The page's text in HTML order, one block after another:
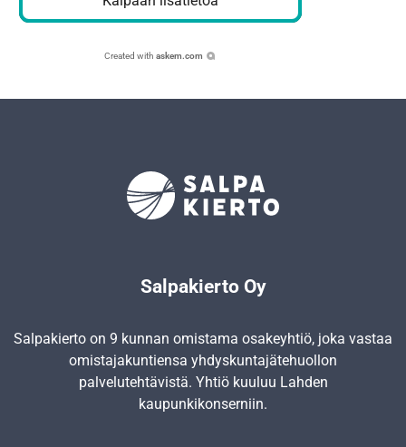
Created with askem.com
Salpakierto Oy
Salpakierto on 9 kunnan omistama osakeyhtiö, joka vastaa
omistajakuntiensa yhdyskunta­jätehuollon
palvelutehtävistä. Yhtiö kuuluu Lahden
kaupunkikonserniin.